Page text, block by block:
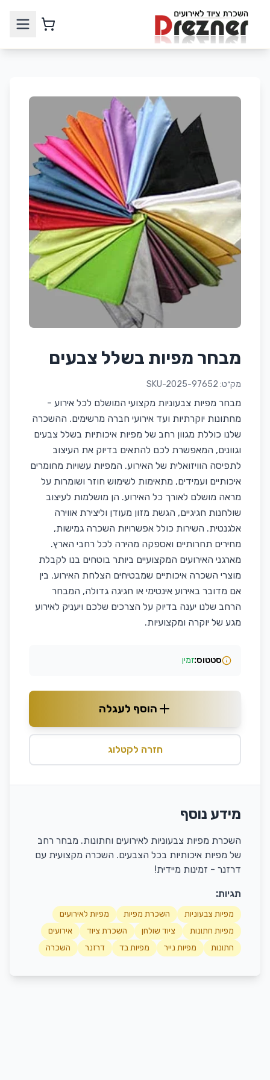
מבחר מפיות בשלל צבעים
מק״ט: SKU-2025-97652
מבחר מפיות צבעוניות מקצועי המושלם לכל אירוע -
מחתונות יוקרתיות ועד אירועי חברה מרשימים. ההשכרה
שלנו כוללת מגוון רחב של מפיות איכותיות בשלל צבעים
וגוונים, המאפשרת לכם להתאים בדיוק את העיצוב
לתפיסה הוויזואלית של האירוע. המפיות עשויות מחומרים
איכותיים ועמידים, מתאימות לשימוש חוזר ושומרות על
מראה מושלם לאורך כל האירוע. הן מושלמות לעיצוב
שולחנות חגיגיים, הגשת מזון מעודן וליצירת אווירה
אלגנטית. השירות כולל אפשרויות השכרה גמישות,
מחירים תחרותיים ואספקה מהירה לכל רחבי הארץ.
מארגני האירועים המקצועיים ביותר בוטחים בנו לקבלת
מוצרי השכרה איכותיים שמבטיחים הצלחת האירוע. בין
אם מדובר באירוע אינטימי או חגיגה גדולה, המבחר
הרחב שלנו יענה בדיוק על הצרכים שלכם ויעניק לאירוע
מגע של יוקרה ומקצועיות.
סטטוס:זמין
הוסף לעגלה
חזרה לקטלוג
מידע נוסף
השכרת מפיות צבעוניות לאירועים וחתונות. מבחר רחב
של מפיות איכותיות בכל הצבעים. השכרה מקצועית עם
דרזנר - זמינות מיידית!
תגיות:
מפיות צבעוניות השכרת מפיות
מפיות לאירועים
מפיות חתונות
ציוד שולחן השכרת ציוד
אירועים
חתונות
מפיות נייר מפיות בד דרזנר השכרה